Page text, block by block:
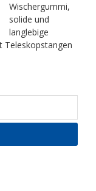
Wischergummi,
solide und
langlebige
Teleskopstangen